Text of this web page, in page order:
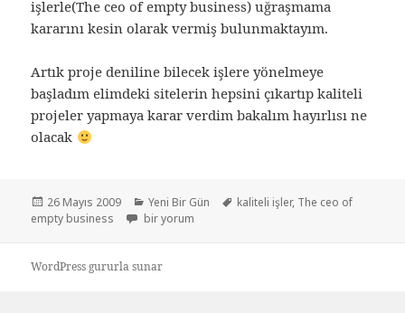
işlerle(The ceo of empty business) uğraşmama
kararını kesin olarak vermiş bulunmaktayım.
Artık proje deniline bilecek işlere yönelmeye
başladım elimdeki sitelerin hepsini çıkartıp kaliteli
projeler yapmaya karar verdim bakalım hayırlısı ne
olacak
Yayın
tarihi
26 Mayıs 2009 Kategoriler
Yeni Bir Gün Etiketler
kaliteli işler, The ceo of
empty business
Kaliteli işler için
bir yorum
WordPress gururla sunar